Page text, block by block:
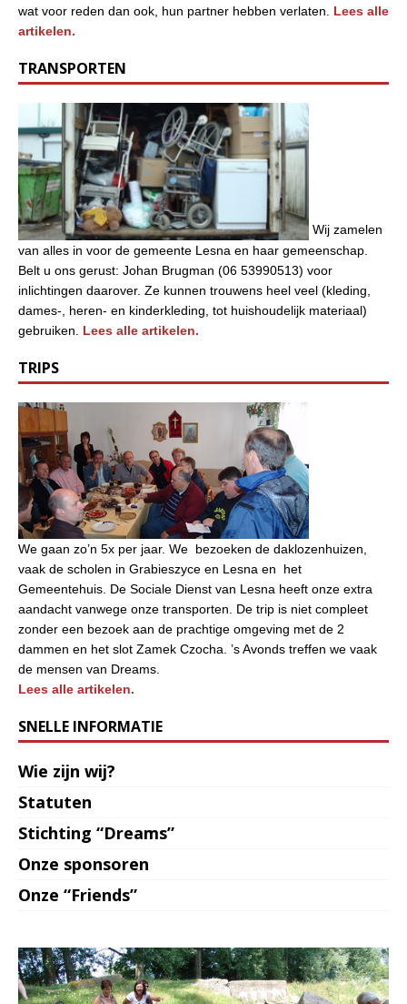
wat voor reden dan ook, hun partner hebben verlaten. Lees alle
artikelen.
TRANSPORTEN
Wij zamelen
van alles in voor de gemeente Lesna en haar gemeenschap.
Belt u ons gerust: Johan Brugman (06 53990513) voor
inlichtingen daarover. Ze kunnen trouwens heel veel (kleding,
dames-, heren- en kinderkleding, tot huishoudelijk materiaal)
gebruiken. Lees alle artikelen.
TRIPS
We gaan zo’n 5x per jaar. We bezoeken de daklozenhuizen,
vaak de scholen in Grabieszyce en Lesna en het
Gemeentehuis. De Sociale Dienst van Lesna heeft onze extra
aandacht vanwege onze transporten. De trip is niet compleet
zonder een bezoek aan de prachtige omgeving met de 2
dammen en het slot Zamek Czocha. ’s Avonds treffen we vaak
de mensen van Dreams.
Lees alle artikelen.
SNELLE INFORMATIE
Wie zijn wij?
Statuten
Stichting “Dreams”
Onze sponsoren
Onze “Friends”